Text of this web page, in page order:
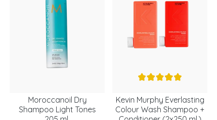
Moroccanoil Dry
Shampoo Light Tones
Kevin Murphy Everlasting
Colour Wash Shampoo +